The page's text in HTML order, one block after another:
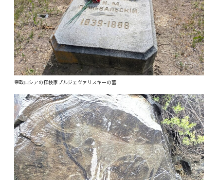
帝政ロシアの探検家プルジェヴァリスキーの墓